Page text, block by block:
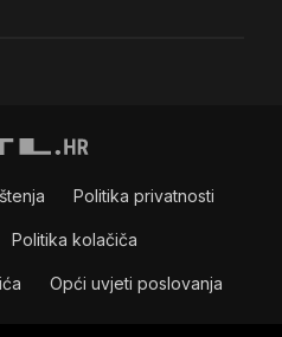
Politika privatnosti
Politika kolačiča
Opći uvjeti poslovanja